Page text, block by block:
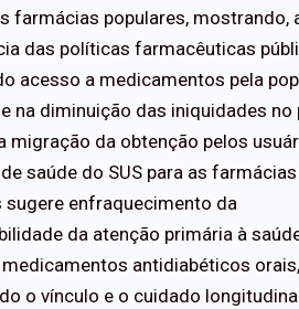
farmácias populares, mostrando,
das políticas farmacêuticas
acesso a medicamentos pela
na diminuição das iniquidades no
migração da obtenção pelos
saúde do SUS para as farmácias
sugere enfraquecimento da
da atenção primária à
antidiabéticos orais,
o vínculo e o cuidado